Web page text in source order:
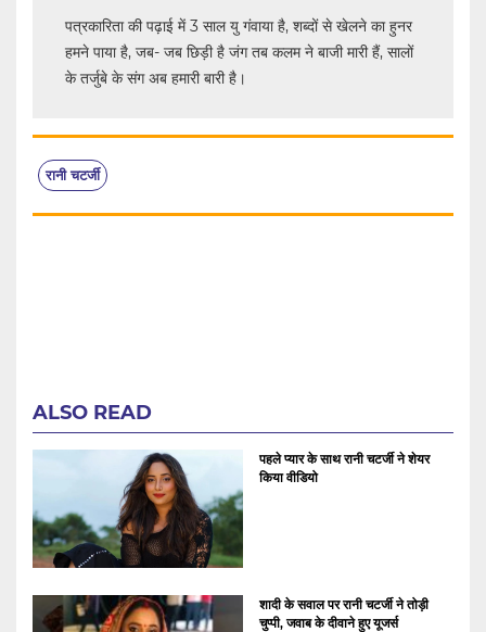
पत्रकारिता की पढ़ाई में 3 साल यु गंवाया है, शब्दों से खेलने का हुनर
हमने पाया है, जब- जब छिड़ी है जंग तब कलम ने बाजी मारी हैं, सालों
के तर्जुबे के संग अब हमारी बारी है।
रानी चटर्जी
ALSO READ
पहले प्यार के साथ रानी चटर्जी ने शेयर
किया वीडियो
शादी के सवाल पर रानी चटर्जी ने तोड़ी
चुप्पी, जवाब के दीवाने हुए यूजर्स